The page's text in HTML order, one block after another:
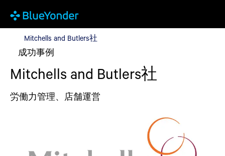
Mitchells and Butlers社
Mitchells and Butlers社
成功事例
Mitchells and Butlers社
労働力管理、店舗運営